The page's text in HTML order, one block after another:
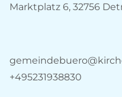
Marktplatz 6, 32756
+495231938830